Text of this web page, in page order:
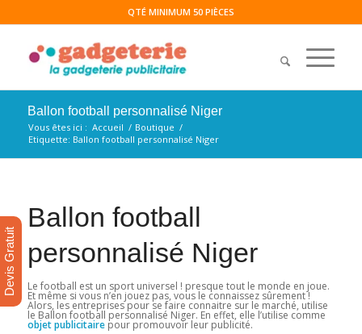
QTÉ MINIMUM 50 PIÈCES
Ballon football personnalisé Niger
Vous êtes ici : Accueil / Boutique /
Etiquette: Ballon football personnalisé Niger
Ballon football
personnalisé Niger
Le football est un sport universel ! presque tout le monde en joue.
Et même si vous n’en jouez pas, vous le connaissez sûrement !
Alors, les entreprises pour se faire connaitre sur le marché, utilise
le Ballon football personnalisé Niger. En effet, elle l’utilise comme
objet publicitairepour promouvoir leur publicité.
Devis Gratuit